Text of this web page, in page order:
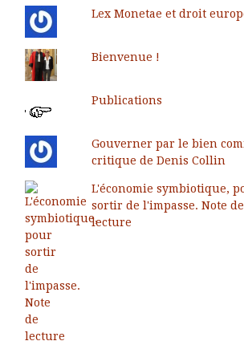
Lex Monetae et droit
Bienvenue !
Publications
Gouverner par le bien
critique de Denis Collin
L'économie symbiotique,
sortir de l'impasse. Note de
lecture